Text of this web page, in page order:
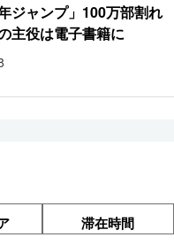
ジャンプ」100万部割れ
主役は電子書籍に
滞在時間